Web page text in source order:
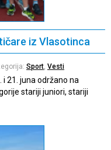
iz Vlasotinca
Sport, Vesti
i 21. juna održano na
stariji juniori, stariji